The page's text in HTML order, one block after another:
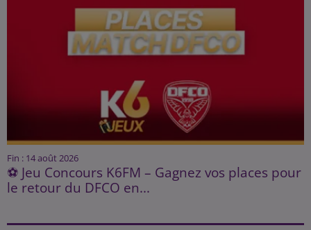
Fin : 14 août 2026
⚽ Jeu Concours K6FM – Gagnez vos places pour
le retour du DFCO en...